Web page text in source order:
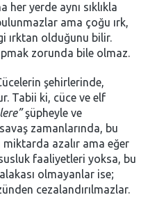
yerde aynı sıklıkla
ama çoğu ırk,
ırktan olduğunu bilir.
zorunda bile olmaz.
şehirlerinde,
Tabii ki, cüce ve elf
şüpheyle ve
zamanlarında, bu
miktarda azalır ama eğer
faaliyetleri yoksa, bu
olmayanlar ise;
cezalandırılmazlar.